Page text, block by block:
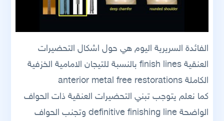
الفائدة السريرية اليوم هي حول اشكال التحضيرات
العنقية finish lines بالنسبة للتيجان الامامية الخزفية
الكاملة anterior metal free restorations
كما نعلم يتوجب تبني التحضيرات العنقية ذات الحواف
الواضحة definitive finishing line وتجنب الحواف